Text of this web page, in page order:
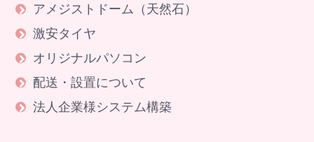
アメジストドーム（天然石）
激安タイヤ
オリジナルパソコン
配送・設置について
法人企業様システム構築